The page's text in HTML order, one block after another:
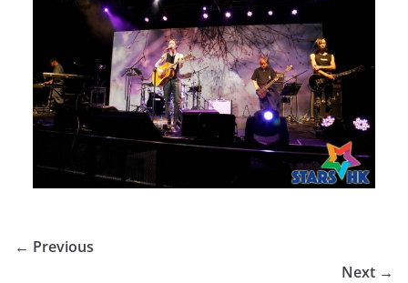
← Previous
Next →